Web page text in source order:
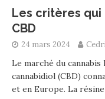
Les critères
CBD
24 mars 2024
Le marché du
cannabidiol (CBD)
et en Europe. La